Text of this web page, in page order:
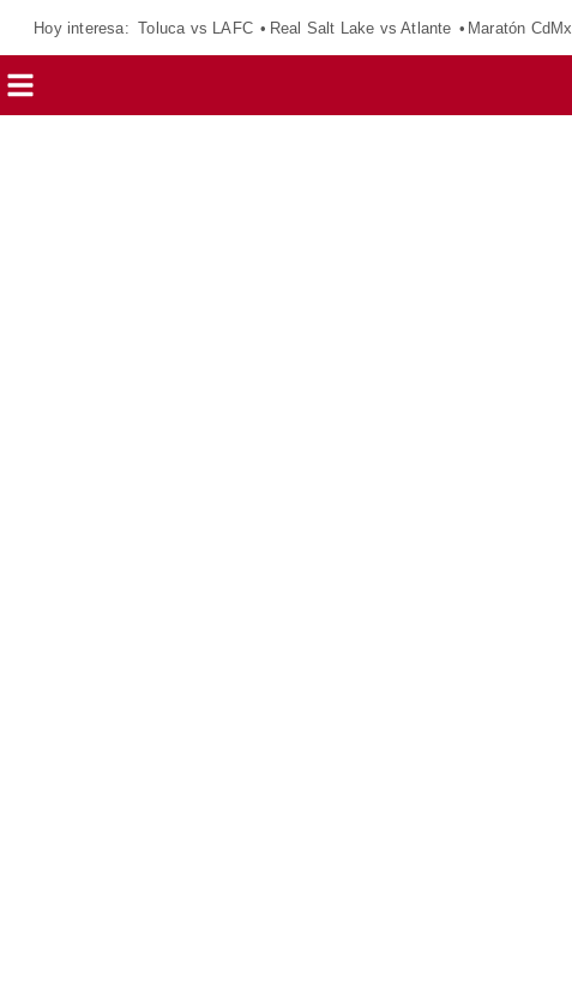
Hoy interesa: Toluca vs LAFC Real Salt Lake vs Atlante Maratón CdMx